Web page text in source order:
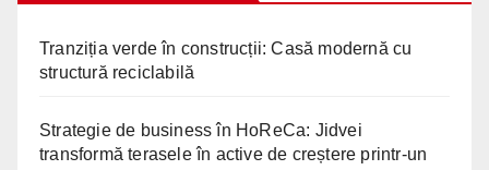
Tranziția verde în construcții: Casă modernă cu
structură reciclabilă
Strategie de business în HoReCa: Jidvei
transformă terasele în active de creștere printr-un